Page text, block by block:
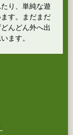
り、単純な遊
す。まだまだ
んどん外へ出
ます。